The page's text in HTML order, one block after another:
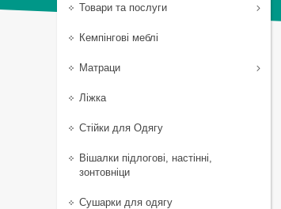
Товари та послуги
Кемпінгові меблі
Матраци
Ліжка
Стійки для Одягу
Вішалки підлогові, настінні,
зонтовніци
Сушарки для одягу